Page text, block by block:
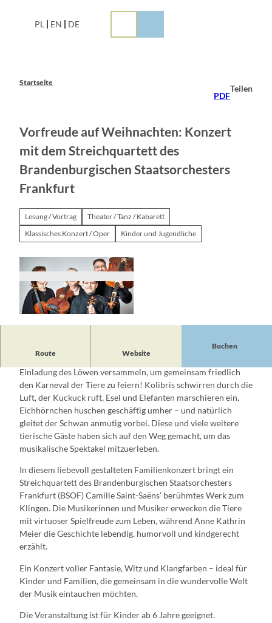
PL EN DE
Startseite
PDF
Teilen
Vorfreude auf Weihnachten: Konzert
mit dem Streichquartett des
Brandenburgischen Staatsorchesters
Frankfurt
Lesung / Vortrag
Theater / Tanz / Kabarett
Klassisches Konzert / Oper
Kinder und Jugendliche
Route Website
Buchen
Es ist ganz schön was los, wenn sich alle möglichen Tiere auf
Einladung des Löwen versammeln, um gemeinsam friedlich
den Karneval der Tiere zu feiern! Kolibris schwirren durch die
Luft, der Kuckuck ruft, Esel und Elefanten marschieren ein,
Eichhörnchen huschen geschäftig umher – und natürlich
gleitet der Schwan anmutig vorbei. Diese und viele weitere
tierische Gäste haben sich auf den Weg gemacht, um das
musikalische Spektakel mitzuerleben.
In diesem liebevoll gestalteten Familienkonzert bringt ein
Streichquartett des Brandenburgischen Staatsorchesters
Frankfurt (BSOF) Camille Saint-Saëns’ berühmtes Werk zum
Klingen. Die Musikerinnen und Musiker erwecken die Tiere
mit virtuoser Spielfreude zum Leben, während Anne Kathrin
Meier die Geschichte lebendig, humorvoll und kindgerecht
erzählt.
Ein Konzert voller Fantasie, Witz und Klangfarben – ideal für
Kinder und Familien, die gemeinsam in die wundervolle Welt
der Musik eintauchen möchten.
Die Veranstaltung ist für Kinder ab 6 Jahre geeignet.